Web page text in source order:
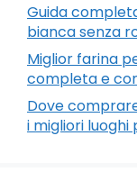
Guida
bianca senza
Miglior farina
completa e
Dove
i migliori